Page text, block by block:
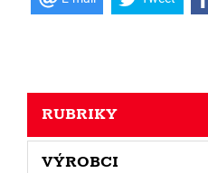
RUBRIKY
VÝROBCI